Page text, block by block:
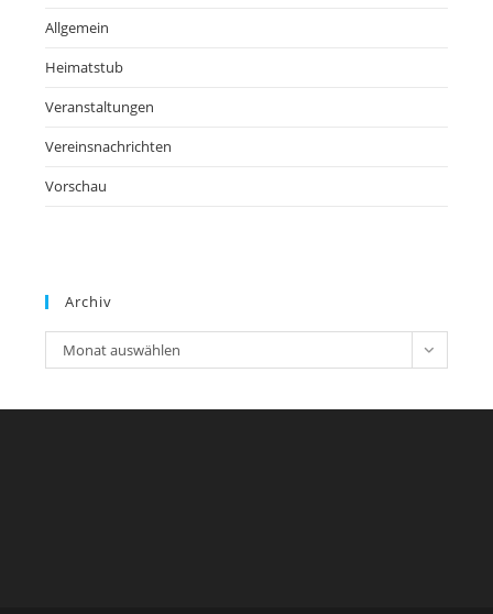
Allgemein
Heimatstub
Veranstaltungen
Vereinsnachrichten
Vorschau
Archiv
Archiv
Monat auswählen